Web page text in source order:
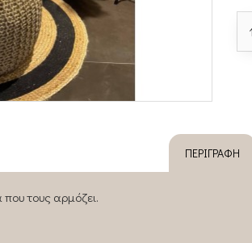
ΠΕΡΙΓΡΑΦΉ
τους αρμόζει.